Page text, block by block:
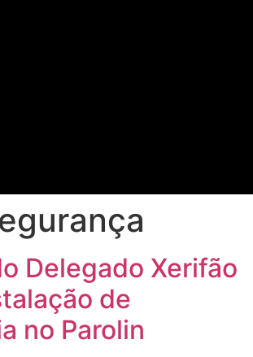
Delegado Xerifão
de
no Parolin